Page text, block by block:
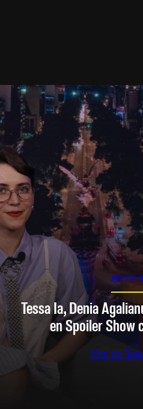
SPOILER
Tessa Ia, Denia
en Spoiler Show
Ver en